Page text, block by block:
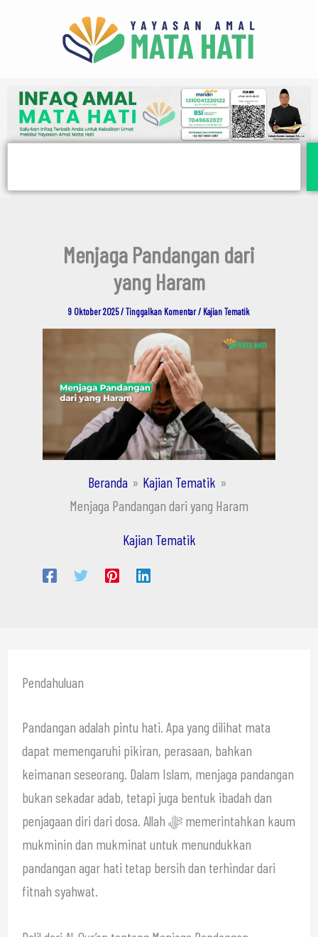
Menjaga Pandangan dari
yang Haram
9 Oktober 2025/Tinggalkan Komentar/ Kajian Tematik
Beranda
Kajian Tematik
Menjaga Pandangan dari yang Haram
Kajian Tematik
Pendahuluan
Pandangan adalah pintu hati. Apa yang dilihat mata
dapat memengaruhi pikiran, perasaan, bahkan
keimanan seseorang. Dalam Islam, menjaga pandangan
bukan sekadar adab, tetapi juga bentuk ibadah dan
penjagaan diri dari dosa. Allah ﷻ memerintahkan kaum
mukminin dan mukminat untuk menundukkan
pandangan agar hati tetap bersih dan terhindar dari
fitnah syahwat.